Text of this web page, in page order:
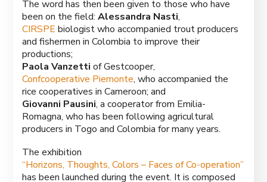
The word has then been given to those who have
been on the field:Alessandra Nasti,
CIRSPE biologist who accompanied trout producers
and fishermen in Colombia to improve their
productions;
Paola Vanzetti of Gestcooper,
Confcooperative Piemonte, who accompanied the
rice cooperatives in Cameroon; and
Giovanni Pausini, a cooperator from Emilia-
Romagna, who has been following agricultural
producers in Togo and Colombia for many years.
The exhibition
“Horizons, Thoughts, Colors – Faces of Co-operation”
has been launched during the event. It is composed